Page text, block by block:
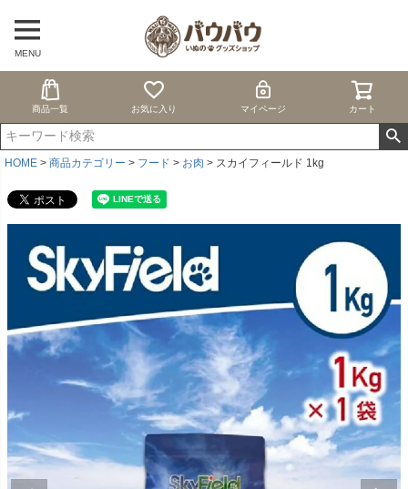
MENU
商品一覧 お気に入り マイページ カート
HOME 商品カテゴリー フード お肉 スカイフィールド 1kg